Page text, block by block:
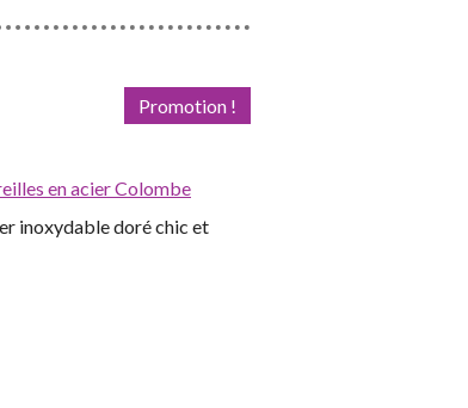
Promotion !
en acier Colombe
inoxydable doré chic et